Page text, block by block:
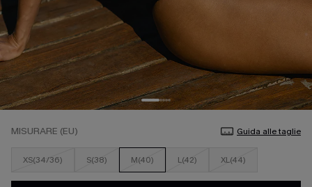
MISURARE (EU) Guida alle taglie
XS(34/36) S(38) M(40) L(42) XL(44)